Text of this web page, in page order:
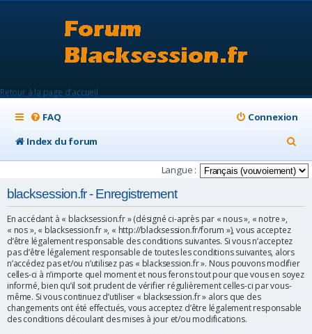
Retour à la page d'accueil
FAQ
Connexion
Index du forum
e
c
c
h
Langue :
blacksession.fr - Enregistrement
En accédant à « blacksession.fr » (désigné ci-après par « nous », « notre »,
« nos », « blacksession.fr », « http://blacksession.fr/forum »), vous acceptez
d’être légalement responsable des conditions suivantes. Si vous n’acceptez
pas d’être légalement responsable de toutes les conditions suivantes, alors
n’accédez pas et/ou n’utilisez pas « blacksession.fr ». Nous pouvons modifier
celles-ci à n’importe quel moment et nous ferons tout pour que vous en soyez
informé, bien qu’il soit prudent de vérifier régulièrement celles-ci par vous-
même. Si vous continuez d’utiliser « blacksession.fr » alors que des
changements ont été effectués, vous acceptez d’être légalement responsable
des conditions découlant des mises à jour et/ou modifications.